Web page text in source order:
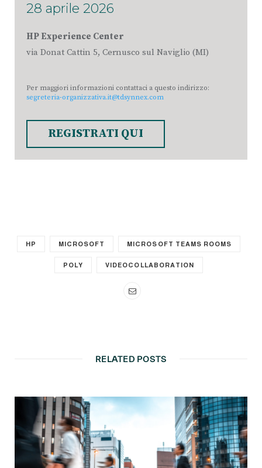
28 aprile 2026
HP Experience Center
via Donat Cattin 5, Cernusco sul Naviglio (MI)
Per maggiori informazioni contattaci a questo indirizzo:
segreteria-organizzativa.it@tdsynnex.com
REGISTRATI QUI
HP MICROSOFT MICROSOFT TEAMS ROOMS
POLY VIDEOCOLLABORATION
RELATED POSTS